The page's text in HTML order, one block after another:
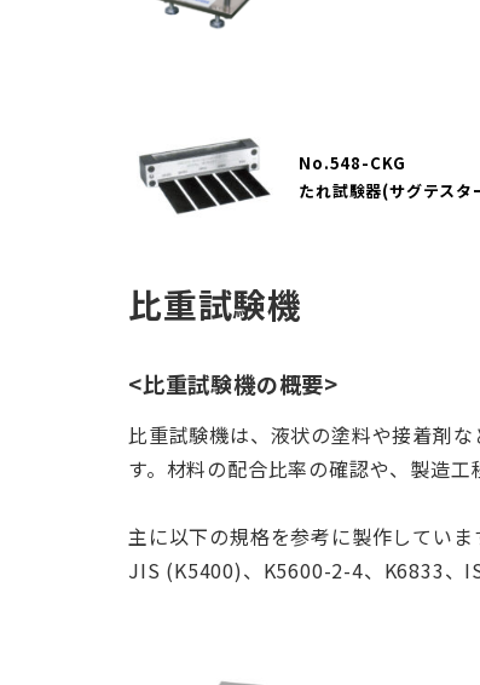
No.548-CKG
たれ試験器(サグテスタ
比重試験機
<比重試験機の概要>
比重試験機は、液状の塗料や接着剤
す。材料の配合比率の確認や、製造
主に以下の規格を参考に製作していま
JIS (K5400)、K5600-2-4、K6833、